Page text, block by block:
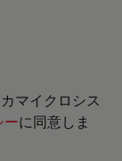
マイクロシス
ーに同意しま